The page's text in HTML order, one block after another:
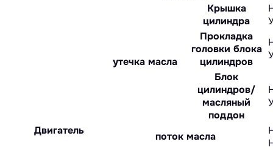
Двигатель
утечка масла
Крышка
цилиндра
Прокладка
головки блока
цилиндров
Блок
цилиндров/
масляный
поддон
поток масла